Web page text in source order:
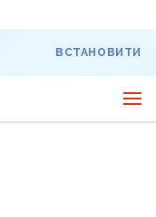
ВСТАНОВИТИ